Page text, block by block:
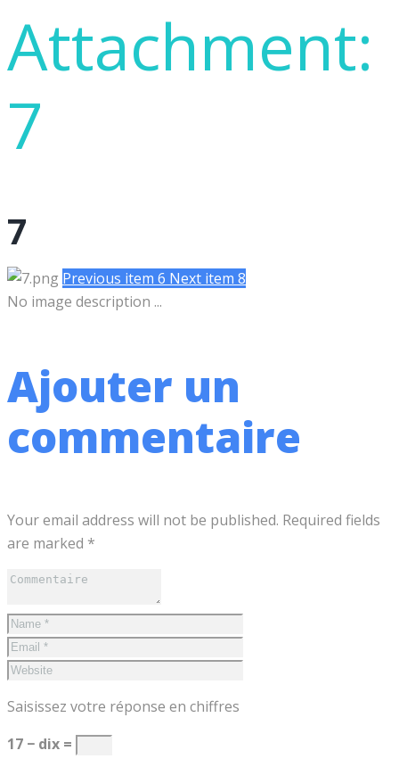
Attachment:
7
7
Previous item 6 Next item 8
No image description ...
Ajouter un
commentaire
Your email address will not be published. Required fields
are marked *
Saisissez votre réponse en chiffres
17 − dix =